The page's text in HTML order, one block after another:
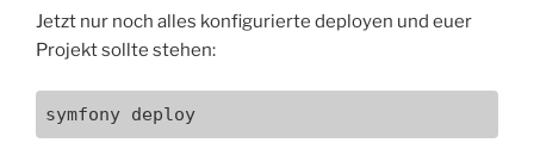
Jetzt nur noch alles konfigurierte deployen und euer
Projekt sollte stehen:
symfony deploy